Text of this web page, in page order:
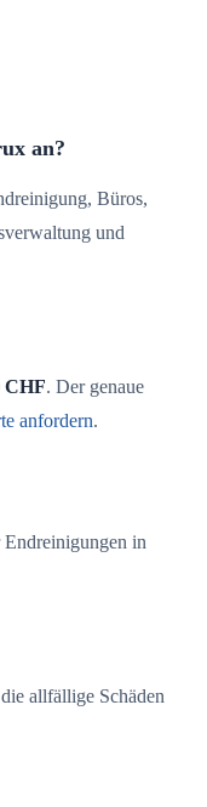
an?
Büros,
und
CHF. Der genaue
anfordern.
in
allfällige Schäden